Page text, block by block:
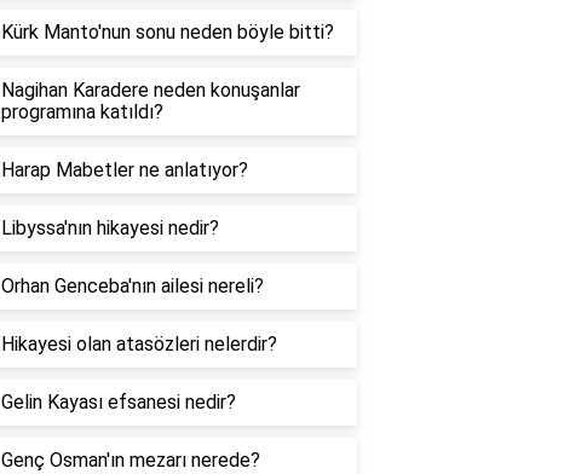
Kürk Manto'nun sonu neden böyle bitti?
Nagihan Karadere neden konuşanlar
programına katıldı?
Harap Mabetler ne anlatıyor?
Libyssa'nın hikayesi nedir?
Orhan Genceba'nın ailesi nereli?
Hikayesi olan atasözleri nelerdir?
Gelin Kayası efsanesi nedir?
Genç Osman'ın mezarı nerede?